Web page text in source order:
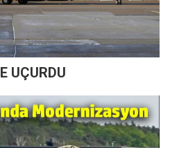
UÇURDU